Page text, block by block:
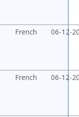
French 06-12-
French 06-12-